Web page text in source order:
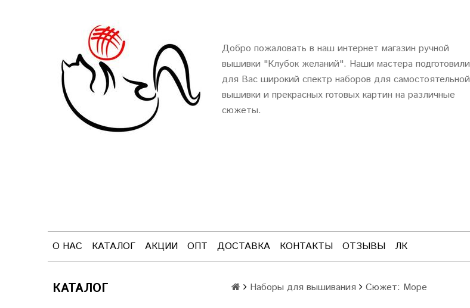
Добро пожаловать в наш интернет магазин ручной
вышивки "Клубок желаний". Наши мастера подготовили
для Вас широкий спектр наборов для самостоятельной
вышивки и прекрасных готовых картин на различные
сюжеты.
О НАС КАТАЛОГ АКЦИИ ОПТ ДОСТАВКА КОНТАКТЫ ОТЗЫВЫ ЛК
КАТАЛОГ Наборы для вышивания Сюжет: Море